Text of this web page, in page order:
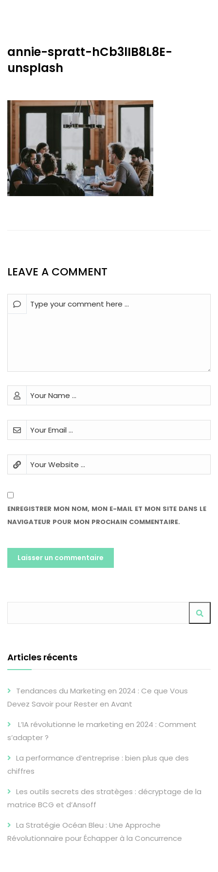
annie-spratt-hCb3lIB8L8E-
unsplash
LEAVE A COMMENT
ENREGISTRER MON NOM, MON E-MAIL ET MON SITE DANS LE
NAVIGATEUR POUR MON PROCHAIN COMMENTAIRE.
Articles récents
Tendances du Marketing en 2024 : Ce que Vous
Devez Savoir pour Rester en Avant
L’IA révolutionne le marketing en 2024 : Comment
s’adapter ?
La performance d’entreprise : bien plus que des
chiffres
Les outils secrets des stratèges : décryptage de la
matrice BCG et d’Ansoff
La Stratégie Océan Bleu : Une Approche
Révolutionnaire pour Échapper à la Concurrence